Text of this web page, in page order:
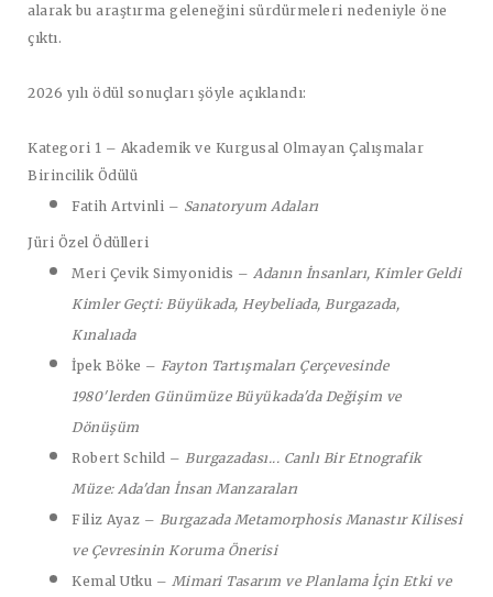
alarak bu araştırma geleneğini sürdürmeleri nedeniyle öne
çıktı.
2026 yılı ödül sonuçları şöyle açıklandı:
Kategori 1 – Akademik ve Kurgusal Olmayan Çalışmalar
Birincilik Ödülü
Fatih Artvinli – Sanatoryum Adaları
Jüri Özel Ödülleri
Meri Çevik Simyonidis – Adanın İnsanları, Kimler Geldi
Kimler Geçti: Büyükada, Heybeliada, Burgazada,
Kınalıada
İpek Böke – Fayton Tartışmaları Çerçevesinde
1980'lerden Günümüze Büyükada'da Değişim ve
Dönüşüm
Robert Schild – Burgazadası... Canlı Bir Etnografik
Müze: Ada'dan İnsan Manzaraları
Filiz Ayaz – Burgazada Metamorphosis Manastır Kilisesi
ve Çevresinin Koruma Önerisi
Kemal Utku – Mimari Tasarım ve Planlama İçin Etki ve